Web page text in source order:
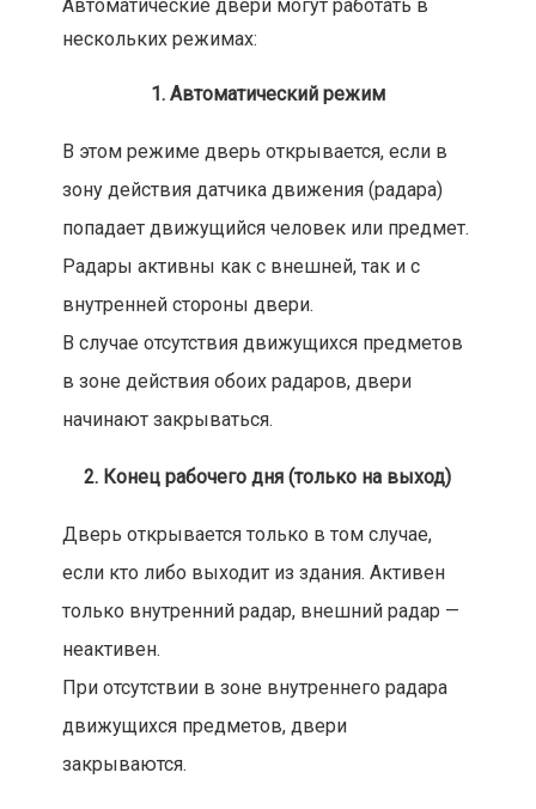
Автоматические двери могут работать в
нескольких режимах:
1. Автоматический режим
В этом режиме дверь открывается, если в
зону действия датчика движения (радара)
попадает движущийся человек или предмет.
Радары активны как с внешней, так и с
внутренней стороны двери.
В случае отсутствия движущихся предметов
в зоне действия обоих радаров, двери
начинают закрываться.
2. Конец рабочего дня (только на выход)
Дверь открывается только в том случае,
если кто либо выходит из здания. Активен
только внутренний радар, внешний радар —
неактивен.
При отсутствии в зоне внутреннего радара
движущихся предметов, двери
закрываются.